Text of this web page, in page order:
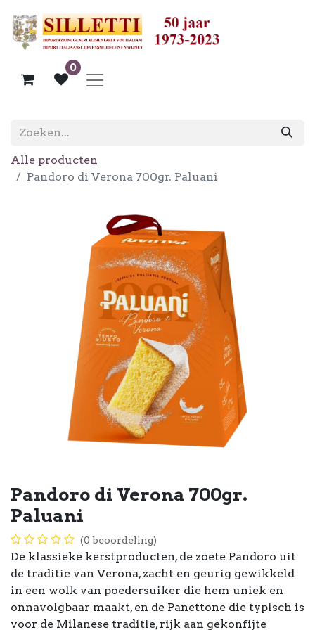
0
Alle producten
Pandoro di Verona 700gr. Paluani
Pandoro di Verona 700gr.
Paluani
(0 beoordeling)
De klassieke kerstproducten, de zoete Pandoro uit
de traditie van Verona, zacht en geurig gewikkeld
in een wolk van poedersuiker die hem uniek en
onnavolgbaar maakt, en de Panettone die typisch is
voor de Milanese traditie, rijk aan gekonfijte